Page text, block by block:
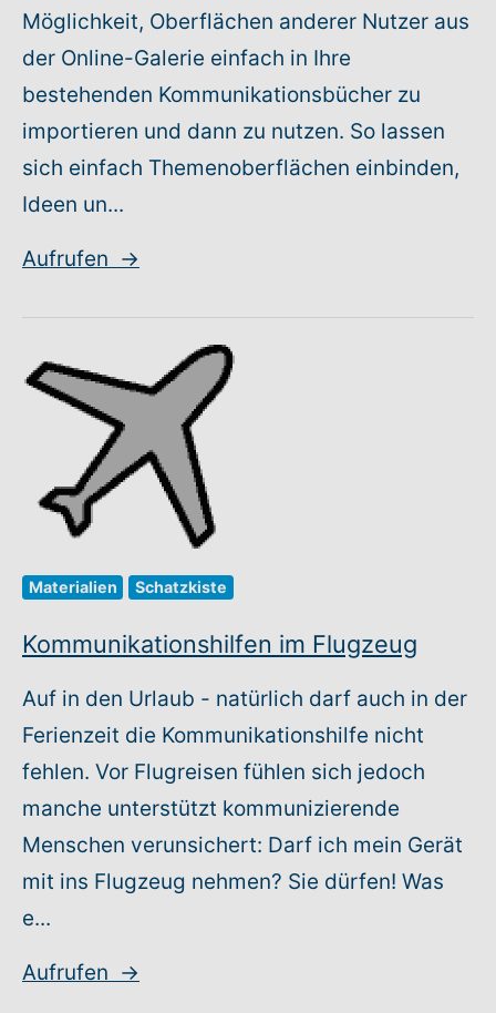
Möglichkeit, Oberflächen anderer Nutzer aus
der Online-Galerie einfach in Ihre
bestehenden Kommunikationsbücher zu
importieren und dann zu nutzen. So lassen
sich einfach Themenoberflächen einbinden,
Ideen un...
Aufrufen →
Materialien Schatzkiste
Kommunikationshilfen im Flugzeug
Auf in den Urlaub - natürlich darf auch in der
Ferienzeit die Kommunikationshilfe nicht
fehlen. Vor Flugreisen fühlen sich jedoch
manche unterstützt kommunizierende
Menschen verunsichert: Darf ich mein Gerät
mit ins Flugzeug nehmen? Sie dürfen! Was
e...
Aufrufen →